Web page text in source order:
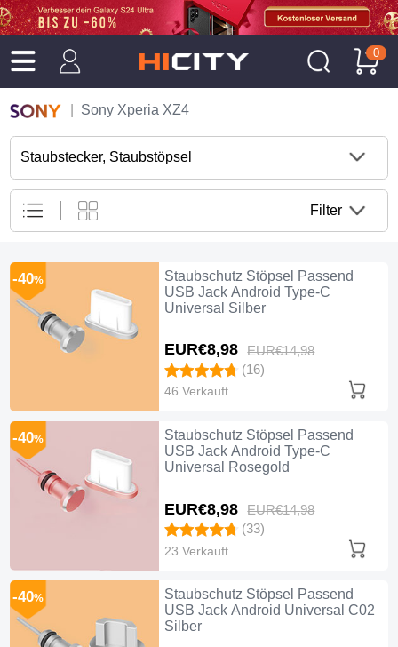
0
Sony Xperia XZ4
Staubstecker, Staubstöpsel
Filter
Staubschutz Stöpsel Passend
USB Jack Android Type-C
Universal Silber
EUR€8,98 EUR€14,98
-40%
(16)
46 Verkauft
Staubschutz Stöpsel Passend
USB Jack Android Type-C
Universal Rosegold
EUR€8,98 EUR€14,98
-40%
(33)
23 Verkauft
Staubschutz Stöpsel Passend
USB Jack Android Universal C02
Silber
-40%